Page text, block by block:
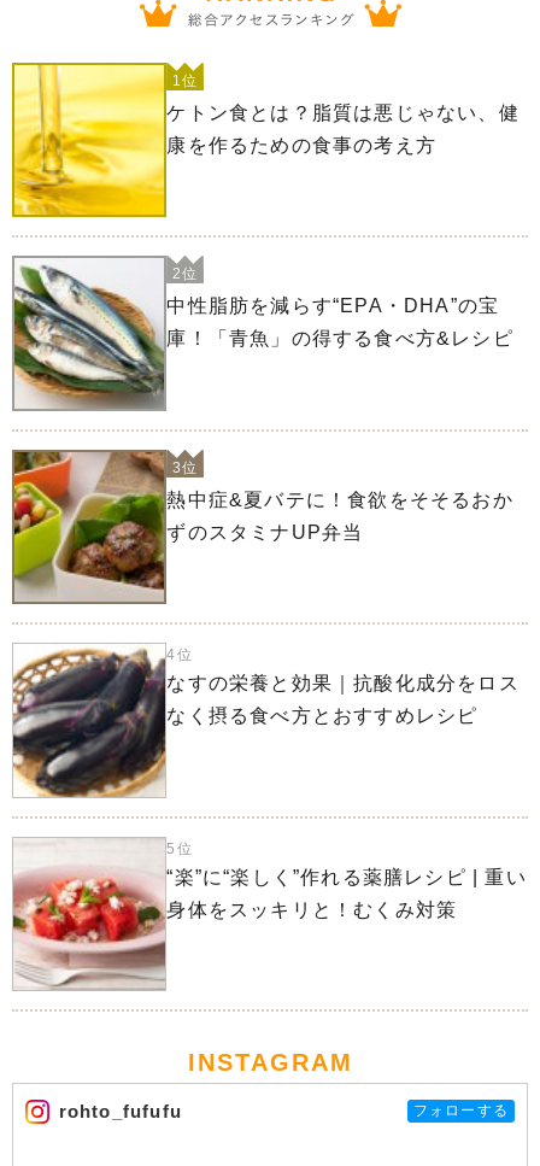
1位
ケトン食とは？脂質は悪じゃない、健
康を作るための食事の考え方
2位
中性脂肪を減らす“EPA・DHA”の宝
庫！「青魚」の得する食べ方&レシピ
3位
熱中症&夏バテに！食欲をそそるおか
ずのスタミナUP弁当
4位
なすの栄養と効果｜抗酸化成分をロス
なく摂る食べ方とおすすめレシピ
5位
“楽”に“楽しく”作れる薬膳レシピ | 重い
身体をスッキリと！むくみ対策
INSTAGRAM
rohto_fufufu フォローする